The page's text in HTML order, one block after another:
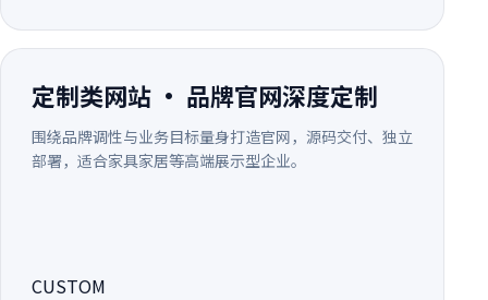
定制类网站 · 品牌官网深度定制
围绕品牌调性与业务目标量身打造官网，源码交付、独立
部署，适合家具家居等高端展示型企业。
CUSTOM